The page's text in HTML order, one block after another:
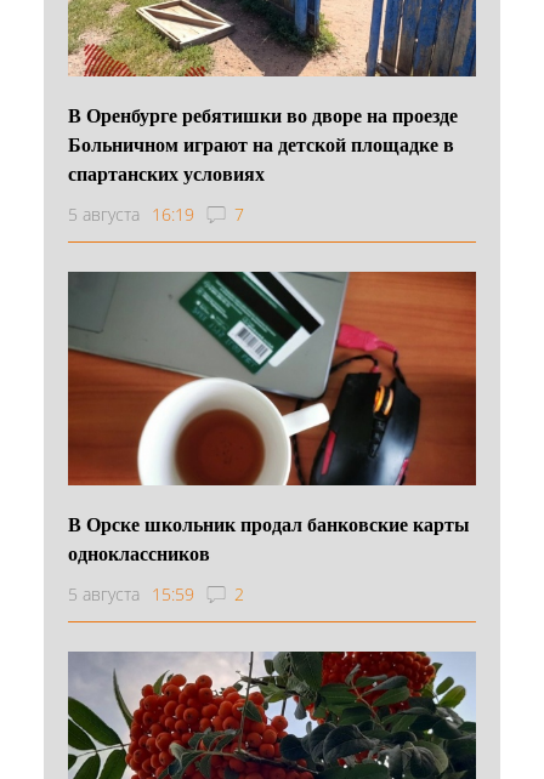
В Оренбурге ребятишки во дворе на проезде
Больничном играют на детской площадке в
спартанских условиях
5 августа 16:19 7
В Орске школьник продал банковские карты
одноклассников
5 августа 15:59 2